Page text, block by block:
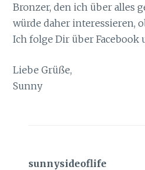
Bronzer, den ich über alles
würde daher interessieren,
Ich folge Dir über Facebook
Liebe Grüße,
Sunny
sunnysideoflife